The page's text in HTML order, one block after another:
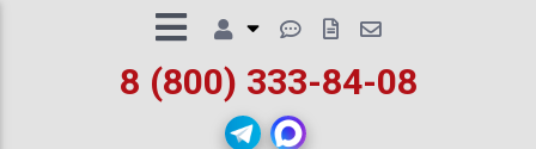
8 (800) 333-84-08